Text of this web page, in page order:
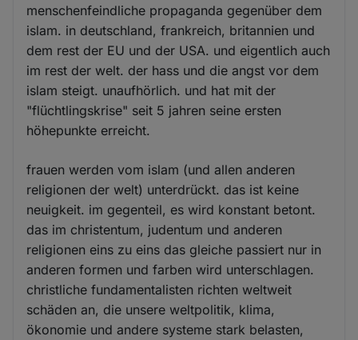
menschenfeindliche propaganda gegenüber dem
islam. in deutschland, frankreich, britannien und
dem rest der EU und der USA. und eigentlich auch
im rest der welt. der hass und die angst vor dem
islam steigt. unaufhörlich. und hat mit der
"flüchtlingskrise" seit 5 jahren seine ersten
höhepunkte erreicht.
frauen werden vom islam (und allen anderen
religionen der welt) unterdrückt. das ist keine
neuigkeit. im gegenteil, es wird konstant betont.
das im christentum, judentum und anderen
religionen eins zu eins das gleiche passiert nur in
anderen formen und farben wird unterschlagen.
christliche fundamentalisten richten weltweit
schäden an, die unsere weltpolitik, klima,
ökonomie und andere systeme stark belasten,